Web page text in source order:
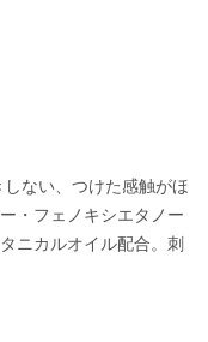
ない、つけた感触がほ
・フェノキシエタノー
ニカルオイル配合。刺